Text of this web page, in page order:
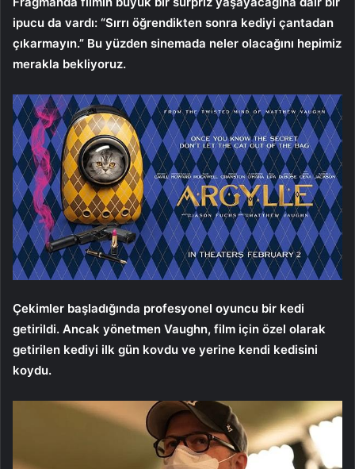
ipucu da vardı: “Sırrı öğrendikten sonra kediyi çantadan
çıkarmayın.” Bu yüzden sinemada neler olacağını hepimiz
merakla bekliyoruz.
Çekimler başladığında profesyonel oyuncu bir kedi
getirildi. Ancak yönetmen Vaughn, film için özel olarak
getirilen kediyi ilk gün kovdu ve yerine kendi kedisini
koydu.